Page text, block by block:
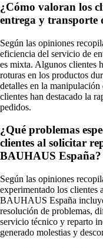
¿Cómo valoran los
entrega y transporte
Según las opiniones
eficiencia del servicio de
es mixta. Algunos clientes
roturas en los productos
detalles en la
clientes han destacado la
pedidos.
¿Qué problemas
clientes al solicitar
BAUHAUS España?
Según las opiniones
experimentado los clientes
BAUHAUS España
resolución de problemas,
servicio técnico y reparto
generado molestias y